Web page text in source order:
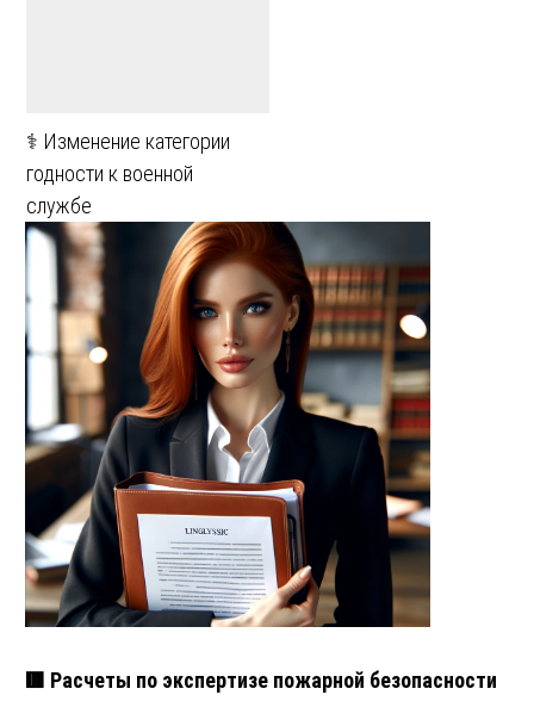
⚕️ Изменение категории
годности к военной
службе
🟥 Расчеты по экспертизе пожарной безопасности